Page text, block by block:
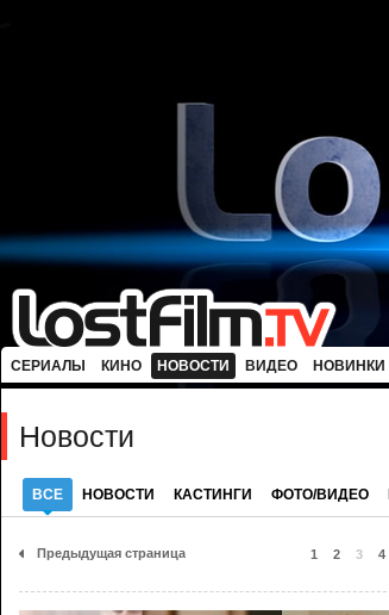
СЕРИАЛЫ КИНО НОВОСТИ ВИДЕО НОВИНКИ
Новости
ВСЕ НОВОСТИ КАСТИНГИ ФОТО/ВИДЕО
Предыдущая страница 1 2 3 4